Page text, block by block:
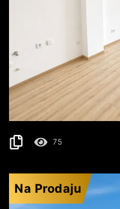
143.900€
42 m2
75
Na Prodaju